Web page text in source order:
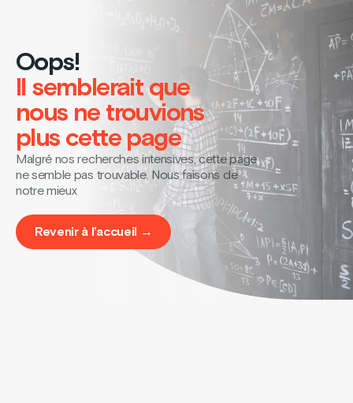
Oops!
Il semblerait que
nous ne trouvions
plus cette page
Malgré nos recherches intensives, cette page
ne semble pas trouvable. Nous faisons de
notre mieux
Revenir à l’accueil →